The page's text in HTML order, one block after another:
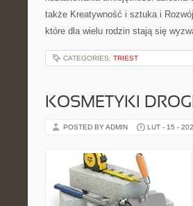
także Kreatywność i sztuka i
które dla wielu rodzin stają się
CATEGORIES: TRIEST
KOSMETYKI
POSTED BY ADMIN LUT - 15 -